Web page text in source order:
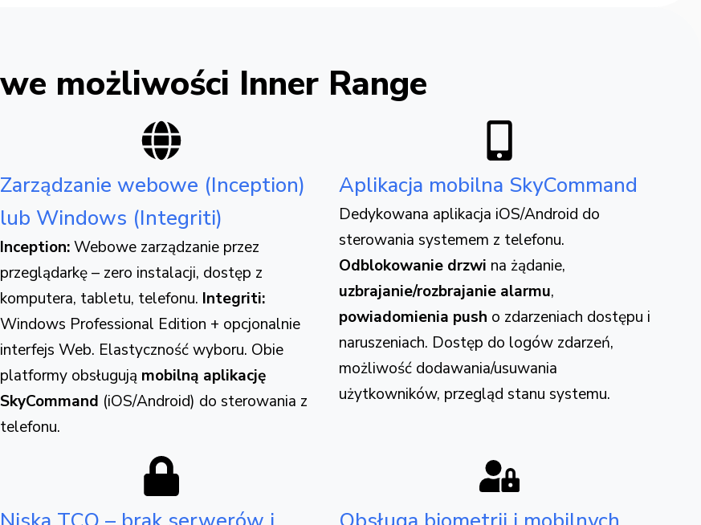
możliwości Inner Range
Zarządzanie webowe (Inception)
lub Windows (Integriti)
Inception:Webowe zarządzanie przez
przeglądarkę – zero instalacji, dostęp z
komputera, tabletu, telefonu. Integriti:
Windows Professional Edition + opcjonalnie
interfejs Web. Elastyczność wyboru. Obie
platformy obsługują mobilną aplikację
SkyCommand (iOS/Android) do sterowania z
telefonu.
Aplikacja mobilna SkyCommand
Dedykowana aplikacja iOS/Android do
sterowania systemem z telefonu.
Odblokowanie drzwi na żądanie,
uzbrajanie/rozbrajanie alarmu,
powiadomienia push o zdarzeniach dostępu i
naruszeniach. Dostęp do logów zdarzeń,
możliwość dodawania/usuwania
użytkowników, przegląd stanu systemu.